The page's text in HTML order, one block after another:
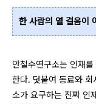
한 사람의 열 걸음이
안철수연구소는 인재를
한다. 덧붙여 동료와
소가 요구하는 진짜 인